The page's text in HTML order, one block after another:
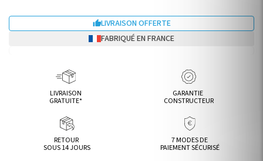
LIVRAISON OFFERTE
FABRIQUÉ EN FRANCE
LIVRAISON
GRATUITE*
GARANTIE
CONSTRUCTEUR
RETOUR
SOUS 14 JOURS
7 MODES DE
PAIEMENT SÉCURISÉ